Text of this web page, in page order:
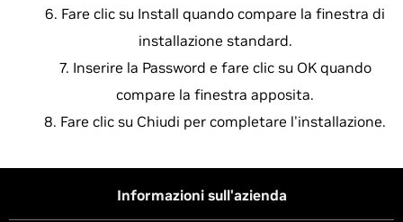
Fare clic su Install quando compare la finestra di
installazione standard.
Inserire la Password e fare clic su OK quando
compare la finestra apposita.
Fare clic su Chiudi per completare l'installazione.
Informazioni sull'azienda